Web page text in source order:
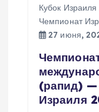
Кубок Израиля
Чемпионат
27 июня,
(рапид) —
Израиля